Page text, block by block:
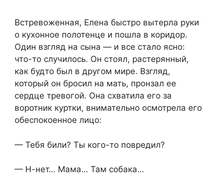
Встревоженная, Елена быстро вытерла руки
о кухонное полотенце и пошла в коридор.
Один взгляд на сына — и все стало ясно:
что-то случилось. Он стоял, растерянный,
как будто был в другом мире. Взгляд,
который он бросил на мать, пронзал ее
сердце тревогой. Она схватила его за
воротник куртки, внимательно осмотрела его
обеспокоенное лицо:
— Тебя били? Ты кого-то повредил?
— Н-нет… Мама… Там собака…